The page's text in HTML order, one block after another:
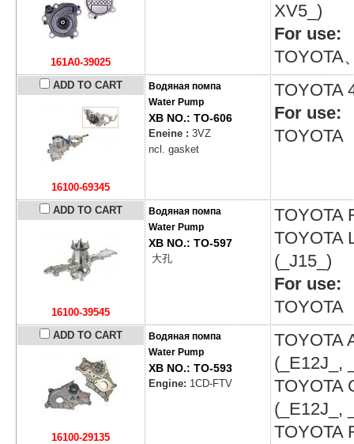
161A0-39025
XV5_)
For use:
TOYOTA
ADD TO CART
16100-69345
Водяная помпа
Water Pump
XB NO.: TO-606
Eneine : 3VZ
ncl. gasket
TOYOTA
For use:
TOYOTA
ADD TO CART
16100-39545
Водяная помпа
Water Pump
XB NO.: TO-597
大孔
TOYOTA
TOYOTA
(_J15_)
For use:
TOYOTA
ADD TO CART
16100-29135
Водяная помпа
Water Pump
XB NO.: TO-593
Engine: 1CD-FTV
TOYOTA
(_E12J_,
TOYOTA
(_E12J_,
TOYOTA